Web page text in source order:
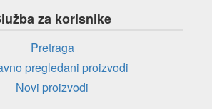
za korisnike
Pretraga
pregledani proizvodi
Novi proizvodi